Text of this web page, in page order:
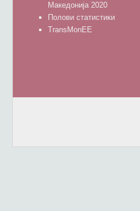
Македонија 2020
Полови статистики
TransMonEE